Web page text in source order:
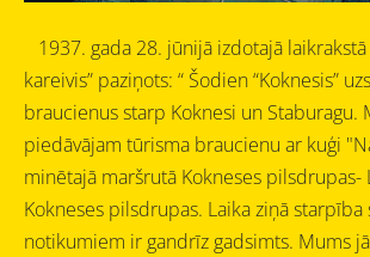
1937. gada 28. jūnijā izdotajā laikrakstā
kareivis” paziņots: “ Šodien “Koknesis”
braucienus starp Koknesi un Staburagu.
piedāvājam tūrisma braucienu ar kuģi
minētajā maršrutā Kokneses pilsdrupas-
Kokneses pilsdrupas. Laika ziņā starpība
notikumiem ir gandrīz gadsimts. Mums